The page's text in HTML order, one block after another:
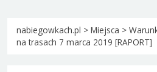
nabiegowkach.pl > Miejsca >
na trasach 7 marca 2019 [RAPORT]